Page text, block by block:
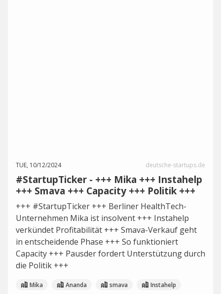
TUE, 10/12/2024 deutsche-startups.de
#StartupTicker - +++ Mika +++ Instahelp
+++ Smava +++ Capacity +++ Politik +++
+++ #StartupTicker +++ Berliner HealthTech-
Unternehmen Mika ist insolvent +++ Instahelp
verkündet Profitabilität +++ Smava-Verkauf geht
in entscheidende Phase +++ So funktioniert
Capacity +++ Pausder fordert Unterstützung durch
die Politik +++
Mika Ananda smava
Instahelp